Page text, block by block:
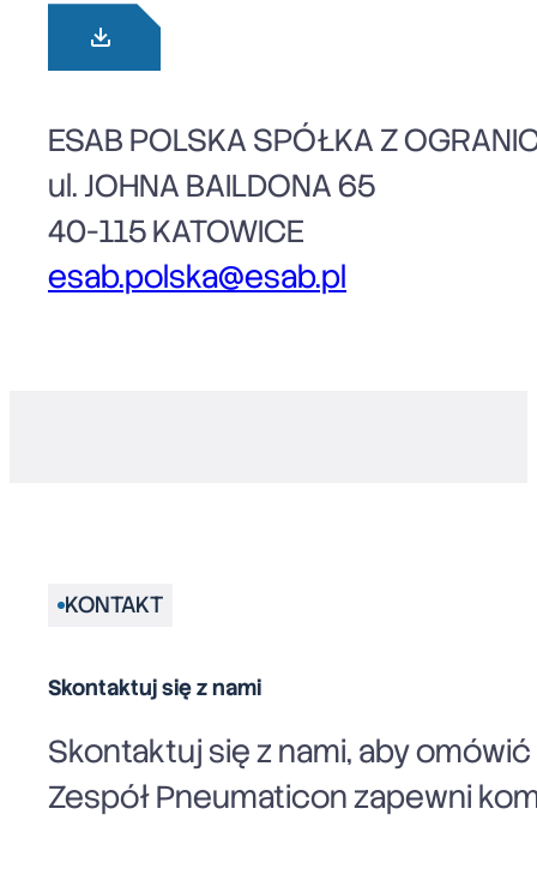
ESAB POLSKA SPÓŁKA Z
ul. JOHNA BAILDONA 65
40-115 KATOWICE
esab.polska@esab.pl
KONTAKT
Skontaktuj się z nami
Skontaktuj się z nami, aby
Zespół Pneumaticon zapewni